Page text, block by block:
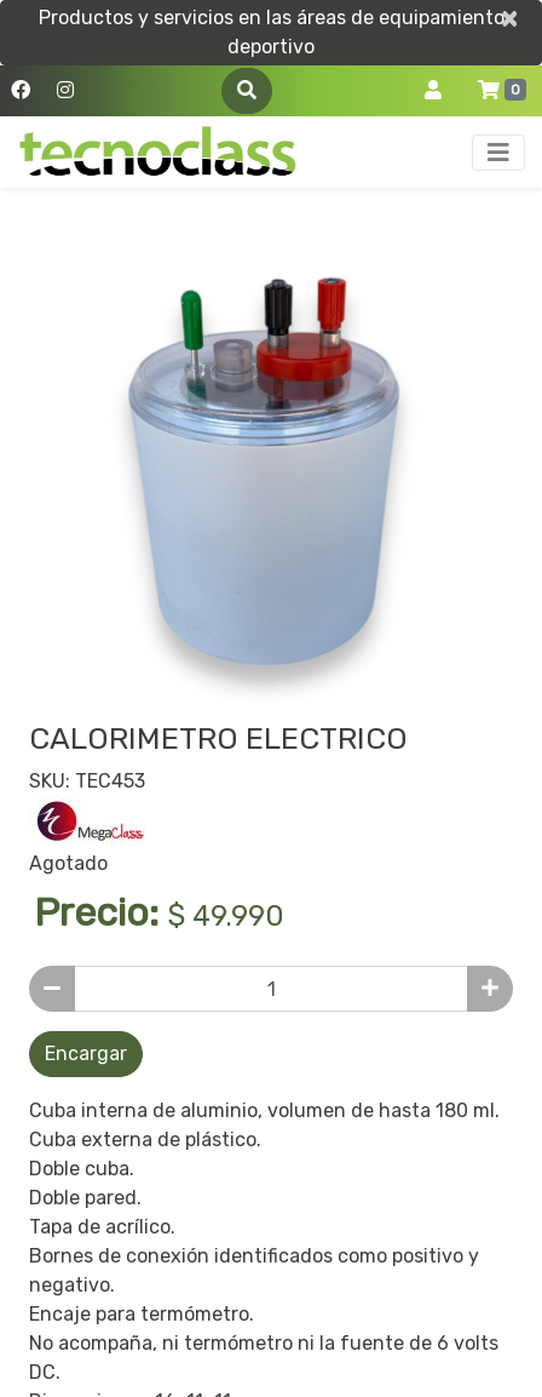
Productos y servicios en las áreas de equipamiento
deportivo
×
×
0
CALORIMETRO ELECTRICO
SKU: TEC453
Agotado
Precio: $ 49.990
Encargar
Cuba interna de aluminio, volumen de hasta 180 ml.
Cuba externa de plástico.
Doble cuba.
Doble pared.
Tapa de acrílico.
Bornes de conexión identificados como positivo y
negativo.
Encaje para termómetro.
No acompaña, ni termómetro ni la fuente de 6 volts
DC.